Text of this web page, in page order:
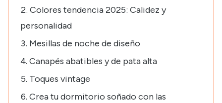
Colores tendencia 2025: Calidez y
personalidad
Mesillas de noche de diseño
Canapés abatibles y de pata alta
Toques vintage
Crea tu dormitorio soñado con las